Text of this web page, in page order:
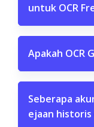
untuk OCR
Apakah OCR
Seberapa
ejaan